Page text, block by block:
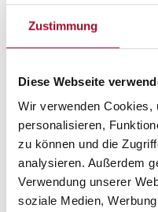
Zustimmung
Diese Webseite
Wir verwenden Cookies,
personalisieren,
zu können und die
analysieren. Außerdem
Verwendung unserer
soziale Medien,
Nacht